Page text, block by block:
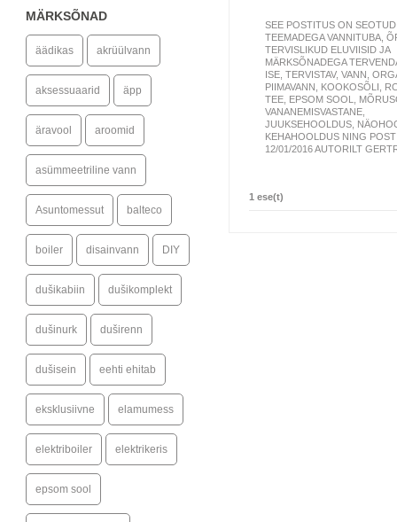
SEE POSTITUS ON SEOTUD
TEEMADEGAVANNITUBA
TERVISLIKUD ELUVIISID JA
MÄRKSÕNADEGA
ISE TERVISTAV, VANN
PIIMAVANN
KOOKOSÕLI
TEE EPSOM SOOL
VANANEMISVASTANE
JUUKSEHOOLDUS
KEHAHOOLDUS NING
12/01/2016AUTORILT
1 ese(t)
MÄRKSÕNAD
äädikas akrüülvann
aksessuaarid äpp
äravool aroomid
asümmeetriline vann
Asuntomessut balteco
boiler disainvann DIY
dušikabiin dušikomplekt
dušinurk duširenn
dušisein eehti ehitab
eksklusiivne elamumess
elektriboiler elektrikeris
epsom sool